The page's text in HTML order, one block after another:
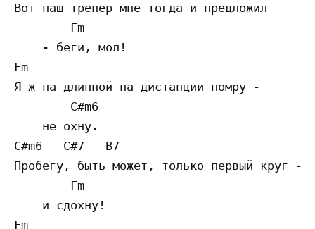
Вот наш тренер мне тогда и предложил
        Fm
    - беги, мол!
Fm
Я ж на длинной на дистанции помру -
        C#m6
    не охну.
C#m6   C#7   B7
Пробегу, быть может, только первый круг -
        Fm
    и сдохну!
Fm